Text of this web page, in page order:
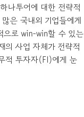
나투어에 대한 전략적
은 국내외 기업들에게
으로 win-win할 수 있는
의 사업 자체가 전략적
적 투자자(FI)에게 눈